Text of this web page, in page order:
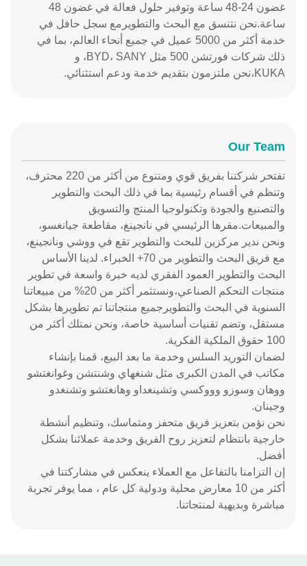
غضون 24-48 ساعة وتوفير حلول فعالة في غضون 48
ساعة.نحن نتنسق مع البحث والتطويرمع سجل حافل في
خدمة أكثر من 5000 عميل في جميع أنحاء العالم، بما في
ذلك شركات فورتشن 500 مثل BYD، SANY، و
KUKA،نحن ملتزمون بتقديم خدمة ودعم استثنائي.
Our Team
تفتخر شركتنا بفريق قوي ومتنوع من أكثر من 220 محترف،
وتنظم في أقسام رئيسية بما في ذلك البحث والتطوير
والتصنيع والجودة وتكنولوجيا المنتج والتسويق
والمبيعات.مقرها الرئيسي في نانجينغ، مقاطعة جيانغسو،
ونحن ندير مركزين للبحث والتطوير تقع في ووشي ونانجينغ،
مع فريق البحث والتطوير من 70+ الخبراء. لدينا الأساس
البحث والتطوير العمود الفقري لديه خبرة واسعة في تطوير
منتجات التحكم الصناعي،ونستثمر أكثر من 20% من مبيعاتنا
السنوية في البحث والتطويرجميع منتجاتنا تم تطويرها بشكل
مستقل، وتضم تقنيات أساسية خاصة، ونحن نمتلك أكثر من
100 حقوق الملكية الفكرية.
لضمان التوريد السلس وخدمة ما بعد البيع، قمنا بإنشاء
مكاتب في المدن الكبرى مثل شنغهاي وشنتشن وغوانغتشو
ووهان وسوزو وووكسي وتشينغداو وهانغتشو وتشنغدو
وجينان.
نحن نؤمن بتعزيز فريق متحفز ومتماسك، وتنظيم أنشطة
خارجية بانتظام لتعزيز روح الفريق وخدمة عملائنا بشكل
أفضل.
إن التزامنا بالتفاعل مع العملاء ينعكس في مشاركتنا في
أكثر من 10 معارض محلية ودولية كل عام ، مما يوفر تجربة
مباشرة وبديهية لمنتجاتنا.